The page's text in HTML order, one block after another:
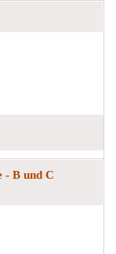
- B und C